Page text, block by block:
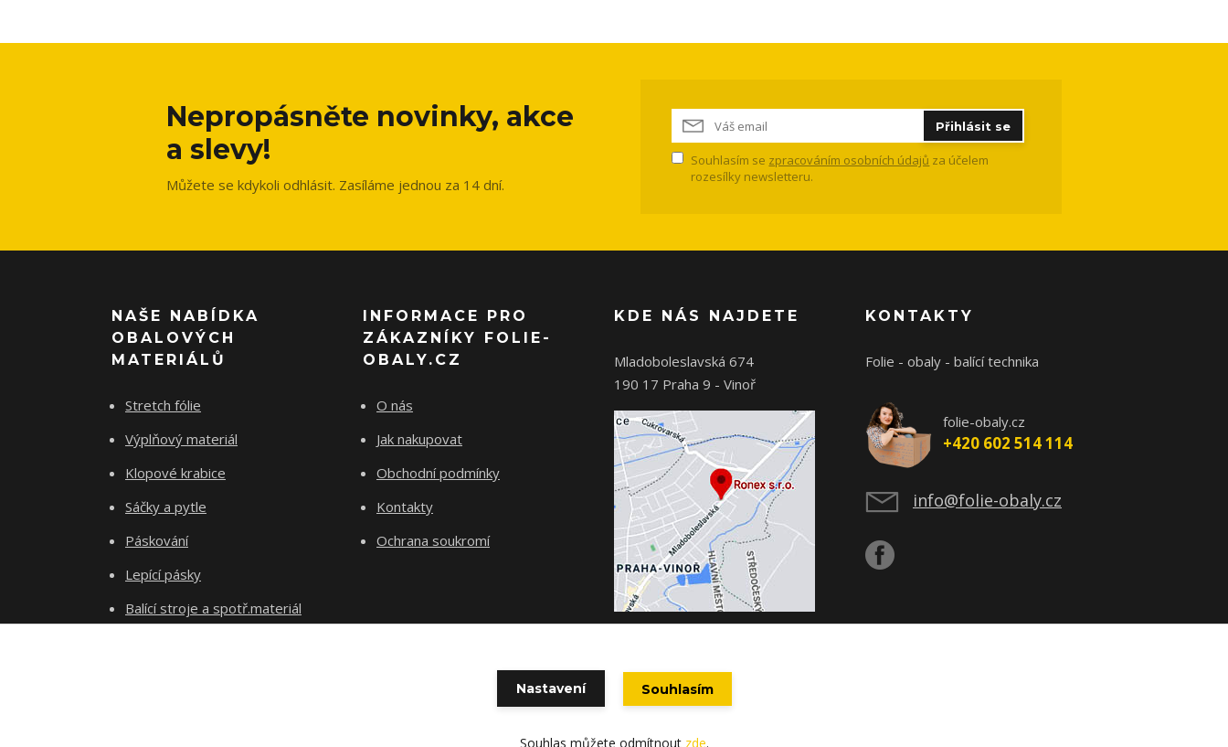
Nepropásněte novinky, akce
a slevy!
Můžete se kdykoli odhlásit. Zasíláme jednou za 14 dní.
Přihlásit se
Souhlasím se zpracováním osobních údajů za účelem
rozesílky newsletteru.
NAŠE NABÍDKA
OBALOVÝCH
MATERIÁLŮ
Stretch fólie
Výplňový materiál
Klopové krabice
Sáčky a pytle
Páskování
Lepící pásky
Balící stroje a spotř.materiál
INFORMACE PRO
ZÁKAZNÍKY FOLIE-
OBALY.CZ
O nás
Jak nakupovat
Obchodní podmínky
Kontakty
Ochrana soukromí
KDE NÁS NAJDETE
Mladoboleslavská 674
190 17 Praha 9 - Vinoř
KONTAKTY
Folie - obaly - balící technika
folie-obaly.cz
+420 602 514 114
info@folie-obaly.cz
Nastavení Souhlasím
Souhlas můžete odmítnout zde.